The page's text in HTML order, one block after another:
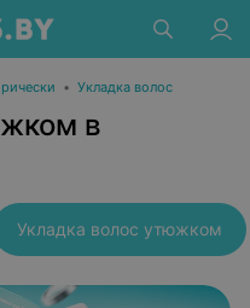
• Укладка волос
в
Укладка волос утюжком